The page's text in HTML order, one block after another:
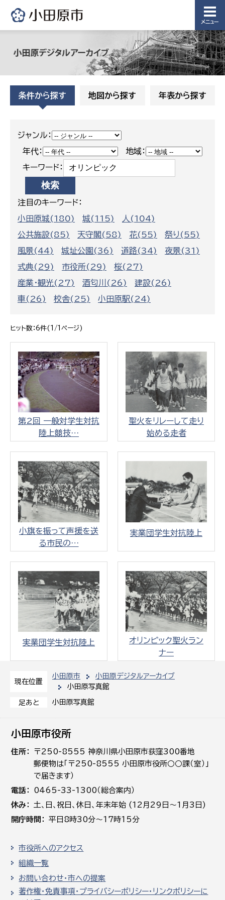
メニュー
現在位置
小田原市
小田原デジタルアーカイブ
小田原写真館
足あと 小田原写真館
条件から探す 地図から探す 年表から探す
ジャンル：
年代：
地域：
キーワード：
注目のキーワード：
小田原城(180)
城(115)
人(104)
公共施設(85)
天守閣(58) 花(55)
祭り(55)
風景(44)
城址公園(36) 道路(34)
夜景(31)
式典(29)
市役所(29)
桜(27)
産業・観光(27)
酒匂川(26)
建設(26)
車(26)
校舎(25) 小田原駅(24)
ヒット数：6件(1/1ページ)
第2回 一般対学生対抗
陸上競技…
聖火をリレーして走り
始める走者
小旗を振って声援を送
る市民の…
実業団学生対抗陸上
実業団学生対抗陸上
オリンピック聖火ラン
ナー
小田原市役所
住所
〒250-8555 神奈川県小田原市荻窪300番地
郵便物は「〒250-8555 小田原市役所○○課（室）」
で届きます）
電話
0465-33-1300（総合案内）
休み
土､日､祝日、休日、年末年始 (12月29日～1月3日)
開庁時間
平日8時30分～17時15分
市役所へのアクセス
組織一覧
お問い合わせ・市への提案
著作権・免責事項・プライバシーポリシー・リンクポリシーに